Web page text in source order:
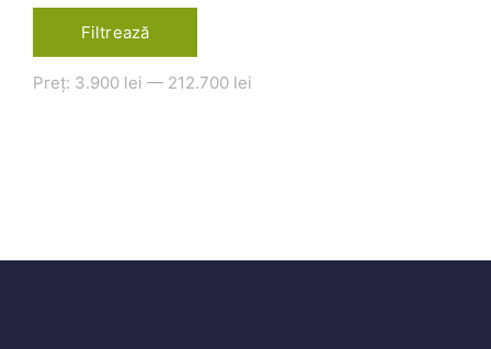
Filtrează
Preț: 3.900 lei — 212.700 lei